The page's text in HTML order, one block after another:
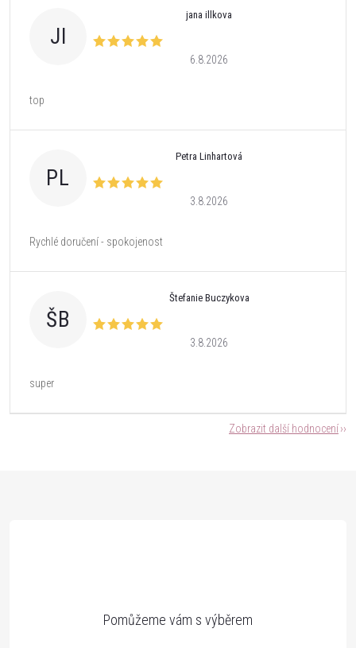
JI
jana illkova
6.8.2026
top
PL
Petra Linhartová
3.8.2026
Rychlé doručení - spokojenost
ŠB
Štefanie Buczykova
3.8.2026
super
Zobrazit další hodnocení